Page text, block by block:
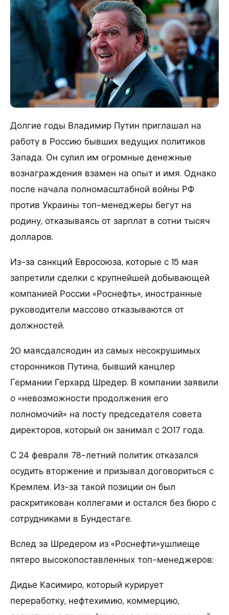
Долгие годы Владимир Путин приглашал на
работу в Россию бывших ведущих политиков
Запада. Он сулил им огромные денежные
вознаграждения взамен на опыт и имя. Однако
после начала полномасштабной войны РФ
против Украины топ-менеджеры бегут на
родину, отказываясь от зарплат в сотни тысяч
долларов.
Из-за санкций Евросоюза, которые с 15 мая
запретили сделки с крупнейшей добывающей
компанией России «Роснефть», иностранные
руководители массово отказываются от
должностей.
20 маясдалсяодин из самых несокрушимых
сторонников Путина, бывший канцлер
Германии Герхард Шредер. В компании заявили
о «невозможности продолжения его
полномочий» на посту председателя совета
директоров, который он занимал с 2017 года.
С 24 февраля 78-летний политик отказался
осудить вторжение и призывал договориться с
Кремлем. Из-за такой позиции он был
раскритикован коллегами и остался без бюро с
сотрудниками в Бундестаге.
Вслед за Шредером из «Роснефти»ушлиеще
пятеро высокопоставленных топ-менеджеров:
Дидье Касимиро, который курирует
переработку, нефтехимию, коммерцию,